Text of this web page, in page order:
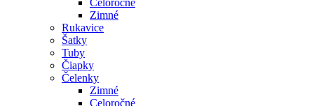
Celoročné
Zimné
Rukavice
Šatky
Tuby
Čiapky
Čelenky
Zimné
Celoročné